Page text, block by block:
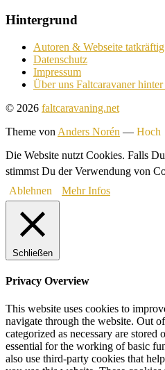
Hintergrund
Autoren & Webseite
Datenschutz
Impressum
Über uns Faltcaravaner
© 2026 faltcaravaning.net
Theme von Anders Norén — Hoch
Die Website nutzt Cookies. Falls
stimmst Du der Verwendung von
Ablehnen
Mehr Infos
Schließen
Privacy Overview
This website uses cookies to
navigate through the website. Out
categorized as necessary are stored
essential for the working of basic
also use third-party cookies that